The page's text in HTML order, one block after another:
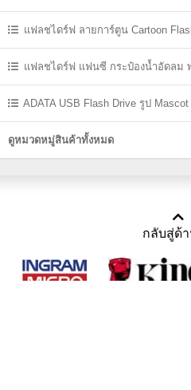
แฟลชไดร์ฟ ลายการ์ตูน Cartoon
แฟลชไดร์ฟ แฟนซี กระป๋องน้ำอัดลม
ADATA USB Flash Drive รูป
ดูหมวดหมู่สินค้าทั้งหมด
กลับสู่ด้